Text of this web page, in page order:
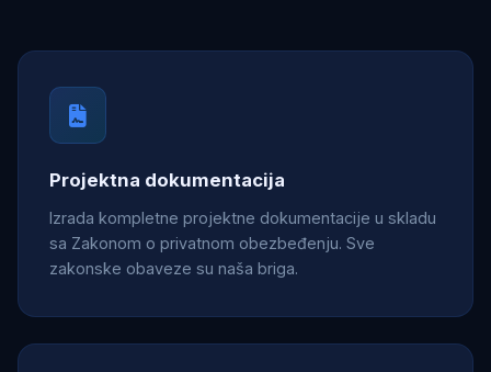
Projektna dokumentacija
Izrada kompletne projektne dokumentacije u skladu
sa Zakonom o privatnom obezbeđenju. Sve
zakonske obaveze su naša briga.